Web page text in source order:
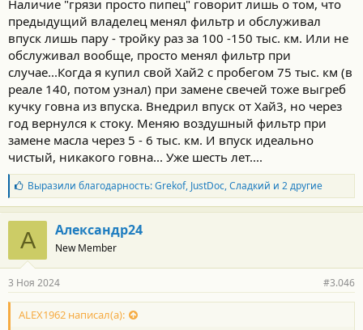
Наличие "грязи просто пипец" говорит лишь о том, что
предыдущий владелец менял фильтр и обслуживал
впуск лишь пару - тройку раз за 100 -150 тыс. км. Или не
обслуживал вообще, просто менял фильтр при
случае...Когда я купил свой Хай2 с пробегом 75 тыс. км (в
реале 140, потом узнал) при замене свечей тоже выгреб
кучку говна из впуска. Внедрил впуск от Хай3, но через
год вернулся к стоку. Меняю воздушный фильтр при
замене масла через 5 - 6 тыс. км. И впуск идеально
чистый, никакого говна... Уже шесть лет....
Б
л
а
г
о
д
а
н
о
с
Выразили благодарность:Grekof, JustDoc,Сладкий и 2 другие
А Александр24
New Member
3 Ноя 2024 #3.046
ALEX1962 написал(а):